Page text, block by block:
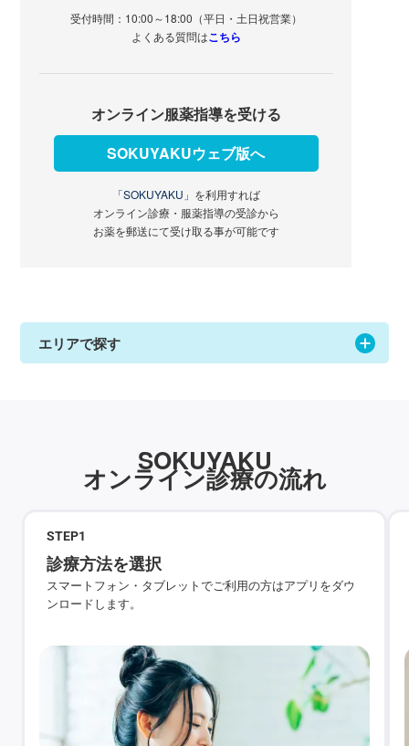
受付時間：10:00～18:00（平日・土日祝営業）
よくある質問はこちら
オンライン服薬指導を受ける
SOKUYAKUウェブ版へ
「SOKUYAKU」 を利用すれば
オンライン診療・服薬指導の受診から
お薬を郵送にて受け取る事が可能です
エリアで探す
SOKUYAKU
オンライン診療の流れ
STEP1
診療方法を選択
スマートフォン・タブレットでご利用の方はアプリをダウ
ンロードします。